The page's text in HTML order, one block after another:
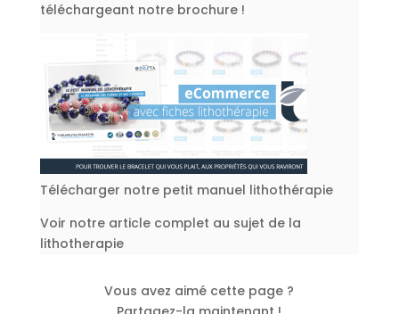
téléchargeant notre brochure !
Télécharger notre petit manuel lithothérapie
Voir notre article complet au sujet de la
lithotherapie
Vous avez aimé cette page ?